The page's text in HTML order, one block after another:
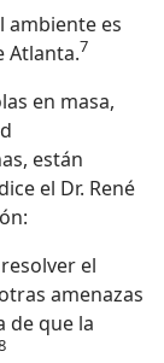
ambiente es
Atlanta.7
en masa,
están
el Dr. René
el
amenazas
de que la